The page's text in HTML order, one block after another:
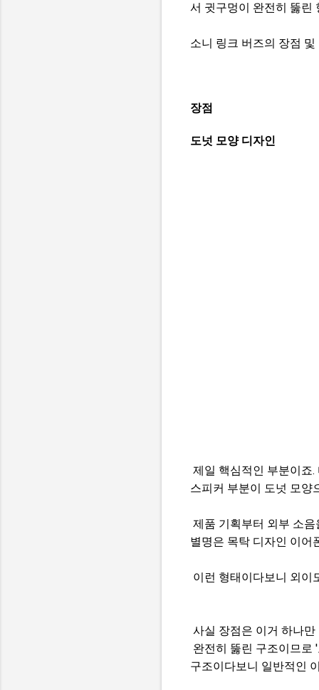
서 귓구멍이 완전히 뚫린
소니 링크 버즈의 장점
장점
도넛 모양 디자인
제일 핵심적인 부분이죠
스피커 부분이 도넛 모양
제품 기획부터 외부 소
별명은 목탁 디자인 이어
이런 형태이다보니 외이
사실 장점은 이거 하나
완전히 뚫린 구조이므로
구조이다보니 일반적인